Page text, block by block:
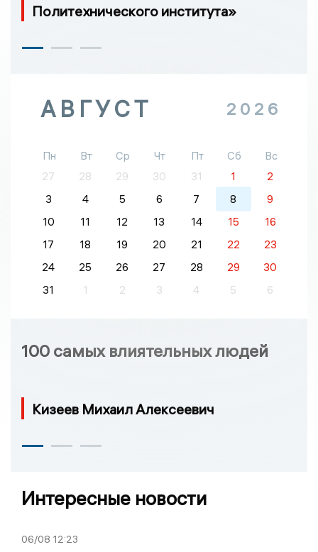
Политехнического института»
АВГУСТ 2026
Пн Вт Ср Чт Пт Сб
Вс
27
28 29 30 31 1
2
3
4 5 6 7 8
9
10
11 12 13 14 15
16
17
18 19 20 21 22
23
24
25 26 27 28 29
30
31
1 2 3 4 5 6
100 самых влиятельных людей
Кизеев Михаил Алексеевич
Интересные новости
06/08 12:23